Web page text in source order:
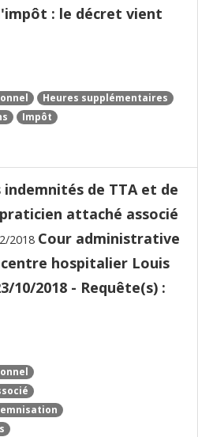
: le décret vient
Heures supplémentaires
Impôt
indemnités de TTA et de
attaché associé
2018 Cour administrative
hospitalier Louis
10/2018 - Requête(s) :